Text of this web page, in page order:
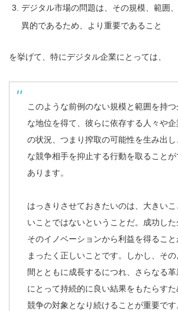
デジタル市場の問題は、その規模、範囲
異的であるため、より重要であること
を挙げて、特にデジタル企業にとっては、
このような前例のない規模と範囲を持
な地位を得て、彼らに依存する人々や
の状況、つまり搾取の可能性を生み出
な競争相手を抑止する行動を取ること
あります。
はっきりさせておきたいのは、大きい
いことではないということだ。成功した
そのイノベーションから利益を得ること
まったく正しいことです。しかし、そ
間とともに成長するにつれ、さらなる
にとって持続的に良い結果をもたらす
競争の対象となり続けることが重要です